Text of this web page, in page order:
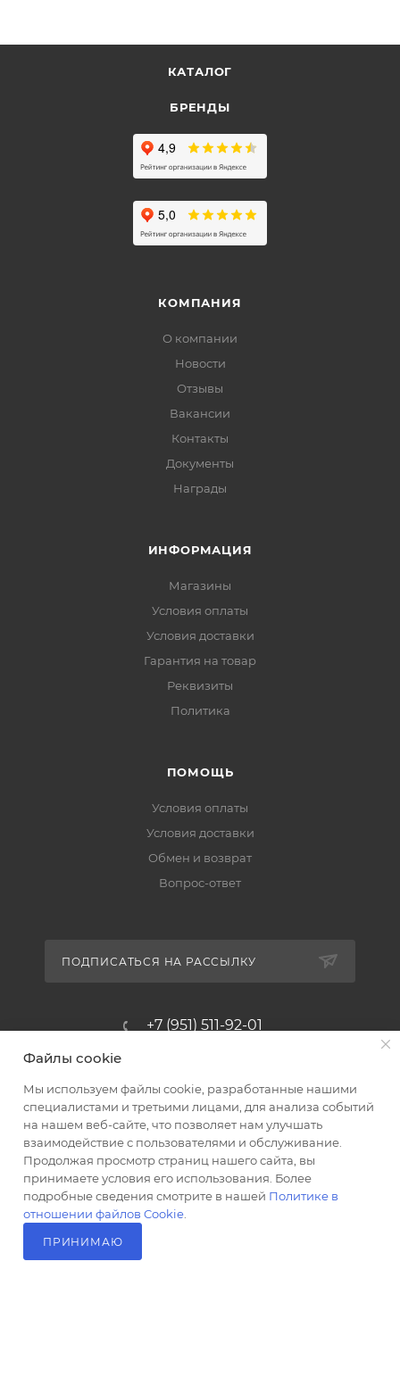
КАТАЛОГ
БРЕНДЫ
КОМПАНИЯ
О компании
Новости
Отзывы
Вакансии
Контакты
Документы
Награды
ИНФОРМАЦИЯ
Магазины
Условия оплаты
Условия доставки
Гарантия на товар
Реквизиты
Политика
ПОМОЩЬ
Условия оплаты
Условия доставки
Обмен и возврат
Вопрос-ответ
ПОДПИСАТЬСЯ НА РАССЫЛКУ
+7 (951) 511-92-01
Магазин-склад ТЦ "Альтус"
Ростовская обл, Аксайский р-н,
пос. Янтарный, Малое Зеленое
Кольцо, 3, ТЦ "Альтус" 1 этаж
Показать на карте
Файлы cookie
Мы используем файлы cookie, разработанные нашими
специалистами и третьими лицами, для анализа событий
на нашем веб-сайте, что позволяет нам улучшать
взаимодействие с пользователями и обслуживание.
Продолжая просмотр страниц нашего сайта, вы
принимаете условия его использования. Более
подробные сведения смотрите в нашей Политике в
отношении файлов Cookie
ПРИНИМАЮ